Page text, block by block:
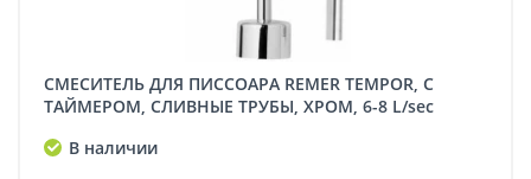
СМЕСИТЕЛЬ ДЛЯ ПИССОАРА REMER TEMPOR, С
ТАЙМЕРОМ, СЛИВНЫЕ ТРУБЫ, ХРОМ, 6-8 L/sec
В наличии